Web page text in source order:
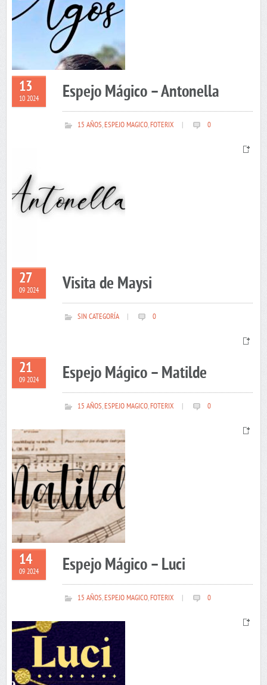
13
10 2024 Espejo Mágico – Antonella
15 AÑOS,ESPEJO MAGICO,FOTERIX 0
27
09 2024 Visita de Maysi
SIN CATEGORÍA 0
21
09 2024 Espejo Mágico – Matilde
15 AÑOS,ESPEJO MAGICO,FOTERIX 0
14
09 2024 Espejo Mágico – Luci
15 AÑOS,ESPEJO MAGICO,FOTERIX 0